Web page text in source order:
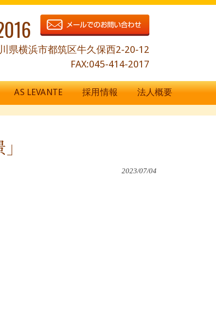
県横浜市都筑区牛久保西2-20-12
FAX:045-414-2017
AS LEVANTE 採用情報 法人概要
2023/07/04